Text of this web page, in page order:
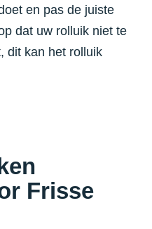
en pas de juiste
dat uw rolluik niet te
dit kan het rolluik
Frisse